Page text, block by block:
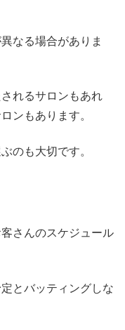
なる場合がありま
れるサロンもあれ
ンもあります。
のも大切です。
さんのスケジュール
とバッティングしな